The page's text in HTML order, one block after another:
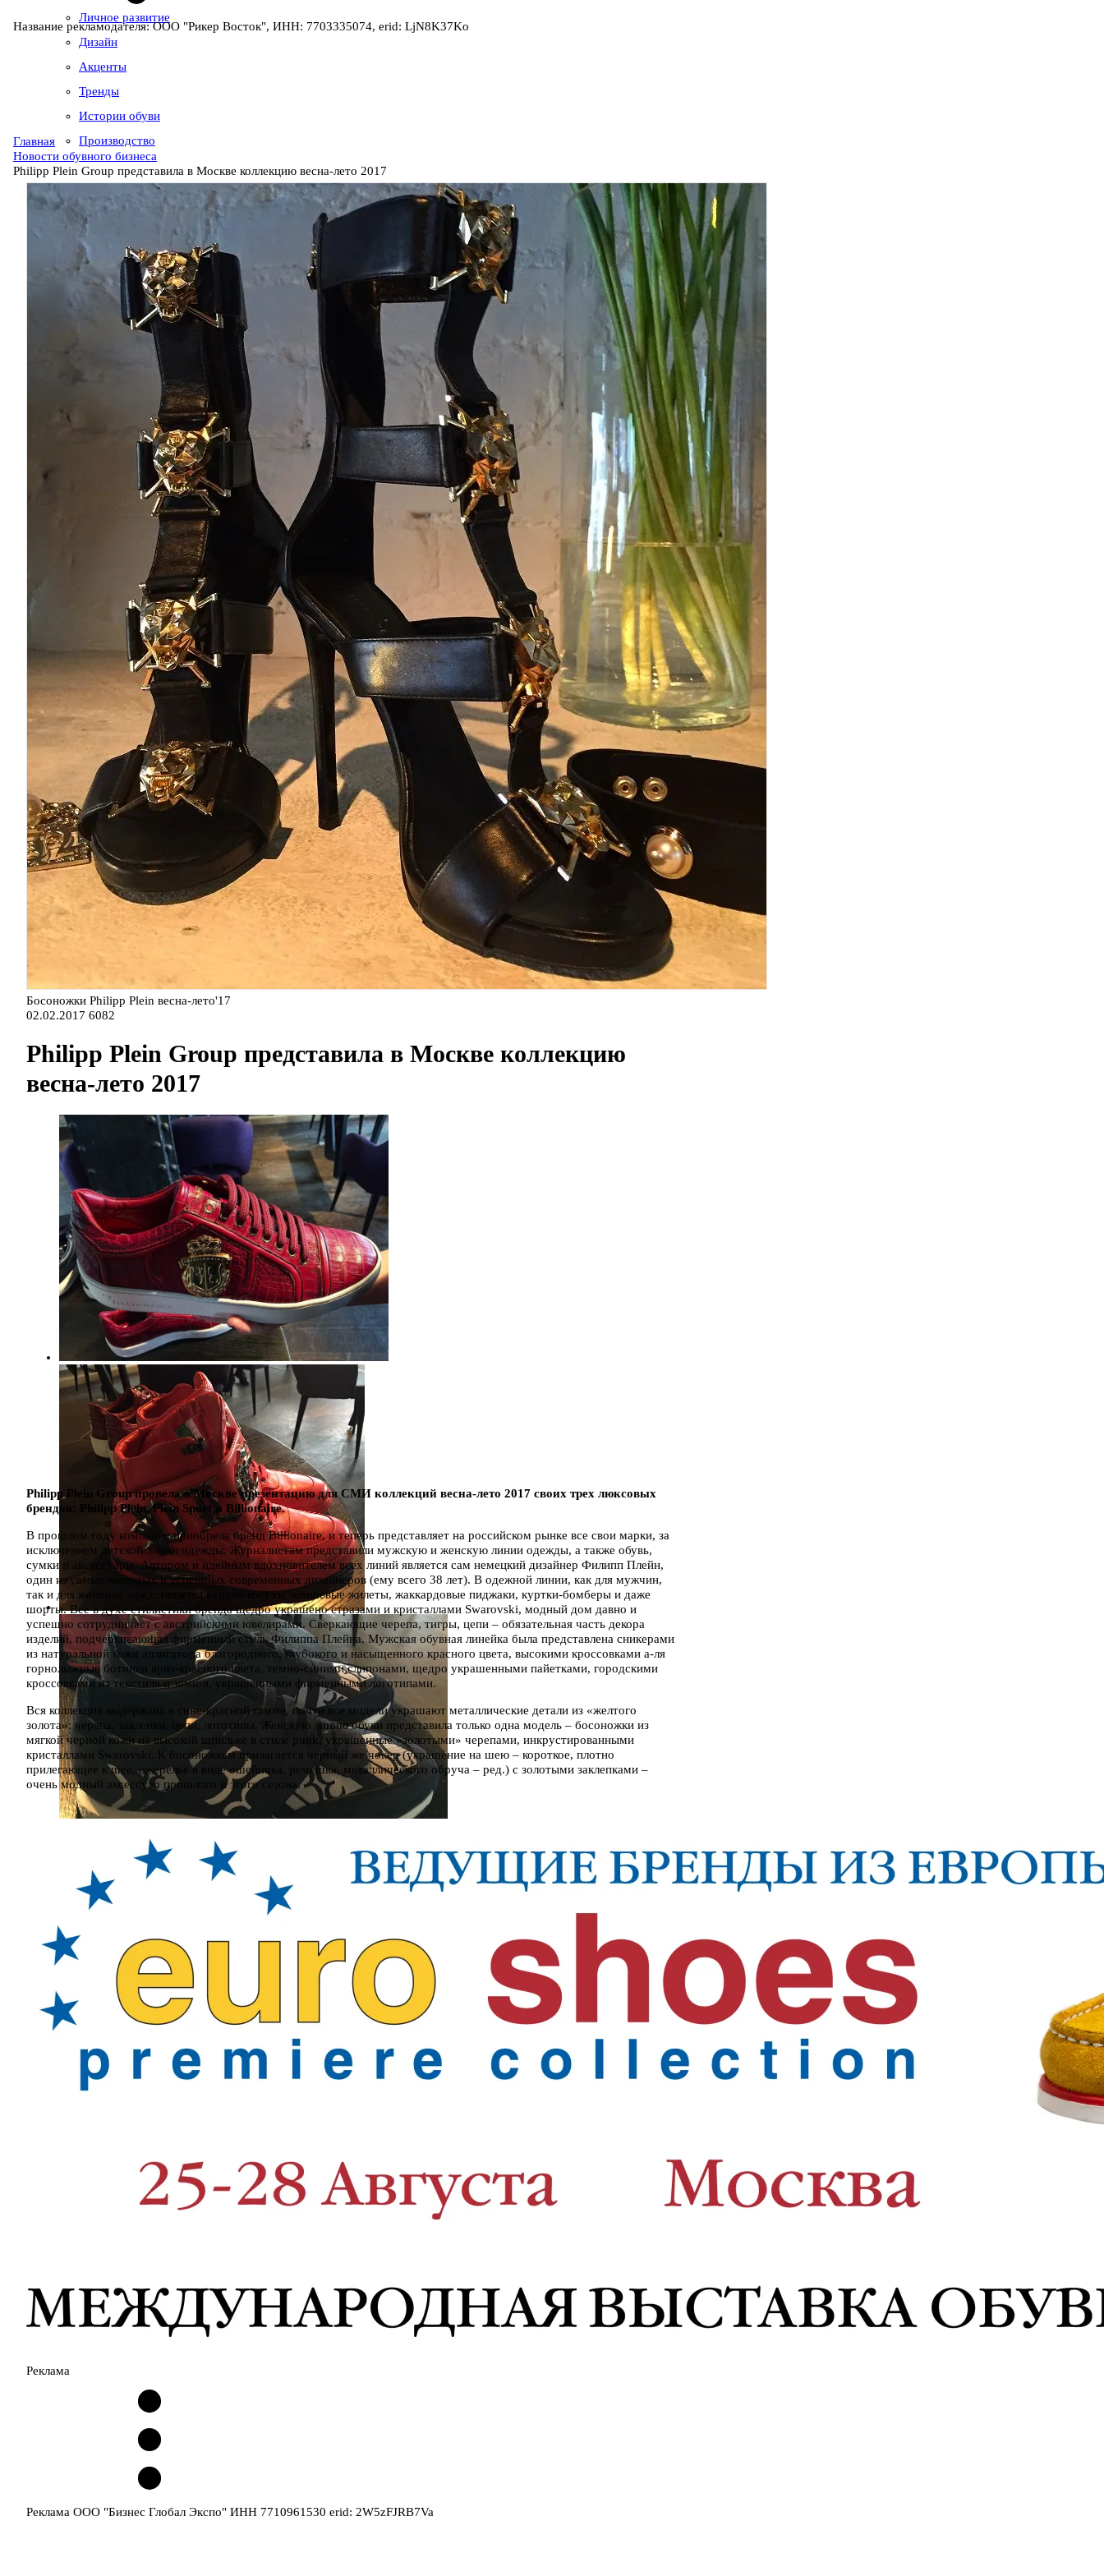
Личное развитие
Дизайн
Акценты
Тренды
Истории обуви
Производство
Название рекламодателя: ООО "Рикер Восток", ИНН: 7703335074, erid: LjN8K37Ko
Главная
Новости обувного бизнеса
Philipp Plein Group представила в Москве коллекцию весна-лето 2017
Босоножки Philipp Plein весна-лето'17
02.02.2017 6082
Philipp Plein Group представила в Москве коллекцию
весна-лето 2017
Philipp Plein Group провела в Москве презентацию для СМИ коллекций весна-лето 2017 своих трех люксовых
брендов: Philipp Plein, Plein Sport и Billionaire.
В прошлом году компания приобрела бренд Billionaire, и теперь представляет на российском рынке все свои марки, за
исключением детской линии одежды. Журналистам представили мужскую и женскую линии одежды, а также обувь,
сумки и аксессуары. Автором и идейным вдохновителем всех линий является сам немецкий дизайнер Филипп Плейн,
один из самых молодых и успешных современных дизайнеров (ему всего 38 лет). В одежной линии, как для мужчин,
так и для женщин, представлены куртки-косухи, замшевые жилеты, жаккардовые пиджаки, куртки-бомберы и даже
шорты. Все в духе стилистики бренда щедро украшено стразами и кристаллами Swarovski, модный дом давно и
успешно сотрудничает с австрийскими ювелирами. Сверкающие черепа, тигры, цепи – обязательная часть декора
изделий, подчеркивающая фирменный стиль Филиппа Плейна. Мужская обувная линейка была представлена сникерами
из натуральной кожи аллигатора благородного, глубокого и насыщенного красного цвета, высокими кроссовками а-ля
горнолыжные ботинки ярко-красного цвета, темно-синими слипонами, щедро украшенными пайетками, городскими
кроссовками из текстиля и замши, украшенными фирменными логотипами.
Вся коллекция выдержана в сине-красной гамме, почти все модели украшают металлические детали из «желтого
золота»: черепа, заклепки, цепи, логотипы. Женскую линию обуви представила только одна модель – босоножки из
мягкой черной кожи на высокой шпильке в стиле punk, украшенные «золотыми» черепами, инкрустированными
кристаллами Swarovski. К босоножкам прилагается черный же чокер (украшение на шею – короткое, плотно
прилегающее к шее, ожерелье в виде ошейника, ремешка, металлического обруча – ред.) с золотыми заклепками –
очень модный аксессуар прошлого и этого сезона.
Реклама
Реклама ООО "Бизнес Глобал Экспо" ИНН 7710961530 erid: 2W5zFJRB7Va